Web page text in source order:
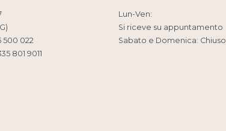
500 022
801 9011
Lun-Ven:
Si riceve su appuntamento
Sabato e Domenica: Chiuso